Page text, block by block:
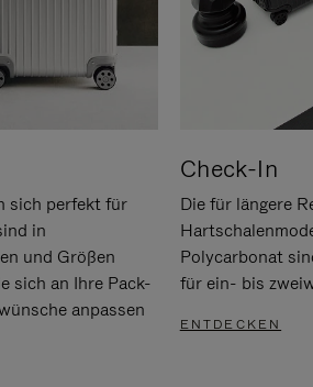
sich perfekt für
in
und Größen
sich an Ihre Pack-
anpassen
Check-In
Die für längere
Polycarbonat
für ein- bis
ENTDECKEN